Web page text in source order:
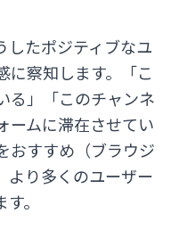
したポジティブなユ
に察知します。「こ
る」「このチャンネ
ームに滞在させてい
おすすめ（ブラウジ
より多くのユーザー
。